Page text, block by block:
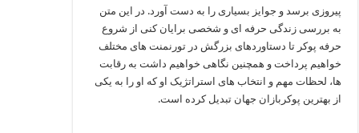
پیروزی برسد و جوایز بسیاری را به دست آورد. در این متن
به بررسی زندگی حرفه‌ ای و شخصی برایان کنی از شروع
حرفه پوکر تا دستاوردهای بزرگش در تورنمنت‌ های مختلف
خواهیم پرداخت و همچنین نگاهی خواهیم داشت به رقابت‌
ها، لحظات مهم و انتخاب‌ های استراتژیک او که او را به یکی
از بهترین پوکربازان جهان تبدیل کرده است.